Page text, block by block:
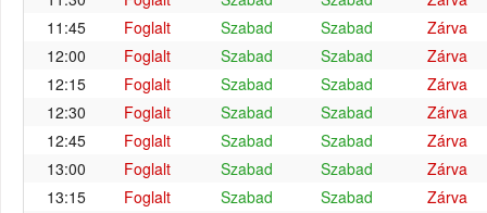
11:45
Foglalt Szabad Szabad
Zárva
12:00
Foglalt Szabad Szabad
Zárva
12:15
Foglalt Szabad Szabad
Zárva
12:30
Foglalt Szabad Szabad
Zárva
12:45
Foglalt Szabad Szabad
Zárva
13:00
Foglalt Szabad Szabad
Zárva
13:15
Foglalt Szabad Szabad
Zárva